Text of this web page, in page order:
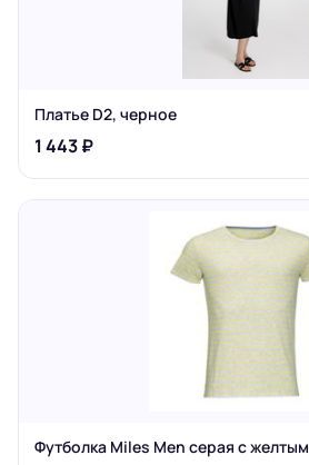
Платье D2, черное
1 443 ₽
Футболка Miles Men серая с желтым